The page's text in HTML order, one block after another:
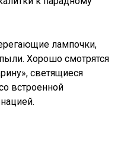
лампочки,
Хорошо смотрятся
светящиеся
встроенной